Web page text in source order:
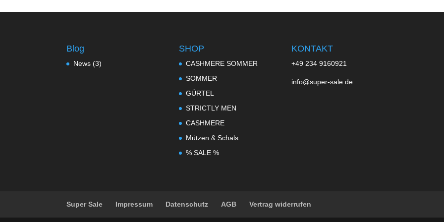
Blog
News (3)
SHOP
CASHMERE SOMMER
SOMMER
GÜRTEL
STRICTLY MEN
CASHMERE
Mützen & Schals
% SALE %
KONTAKT
+49 234 9160921
info@super-sale.de
Super Sale Impressum Datenschutz AGB Vertrag widerrufen